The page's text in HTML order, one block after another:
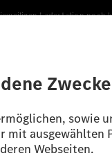
Ladestation
ermittelt. Die
bzw. des
Fahrzeugkonfiguration.
Prüfverfahren“